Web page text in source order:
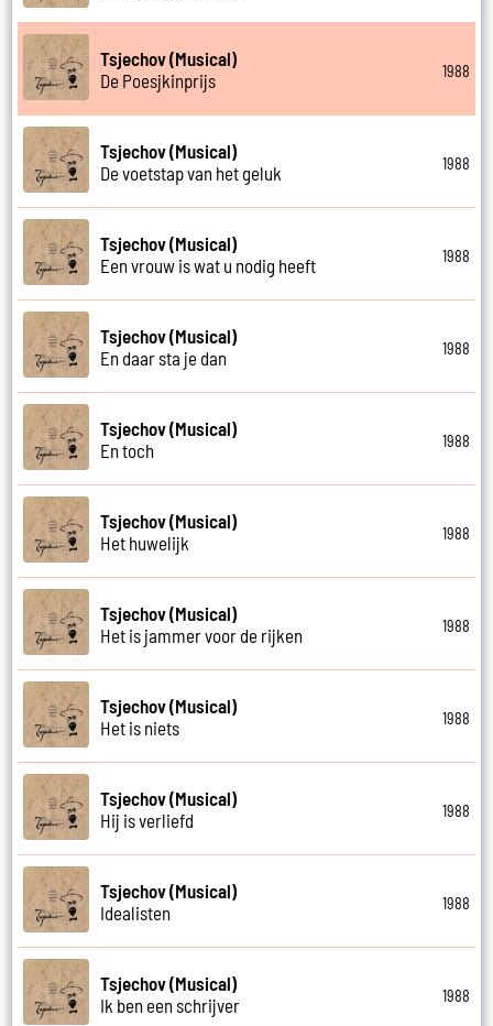
Tsjechov (Musical)
De Poesjkinprijs
1988
Tsjechov (Musical)
De voetstap van het geluk
1988
Tsjechov (Musical)
Een vrouw is wat u nodig heeft
1988
Tsjechov (Musical)
En daar sta je dan
1988
Tsjechov (Musical)
En toch
1988
Tsjechov (Musical)
Het huwelijk
1988
Tsjechov (Musical)
Het is jammer voor de rijken
1988
Tsjechov (Musical)
Het is niets
1988
Tsjechov (Musical)
Hij is verliefd
1988
Tsjechov (Musical)
Idealisten
1988
Tsjechov (Musical)
Ik ben een schrijver
1988